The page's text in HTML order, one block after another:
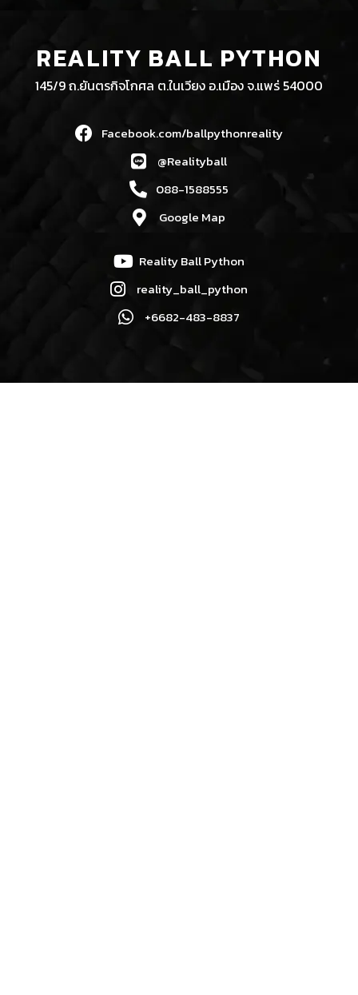
REALITY BALL PYTHON
145/9 ถ.ยันตรกิจโกศล ต.ในเวียง อ.เมือง จ.แพร่ 54000
Facebook.com/ballpythonreality
@Realityball
088-1588555
Google Map
Reality Ball Python
reality_ball_python
+6682-483-8837